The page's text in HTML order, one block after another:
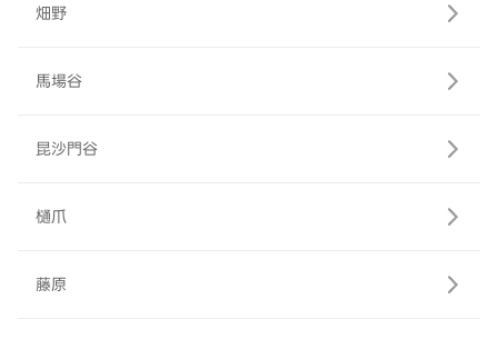
畑野
馬場谷
昆沙門谷
樋爪
藤原